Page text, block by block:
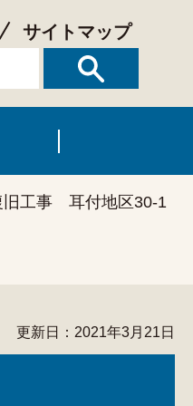
サイトマップ
工事 耳付地区30-1
更新日：2021年3月21日